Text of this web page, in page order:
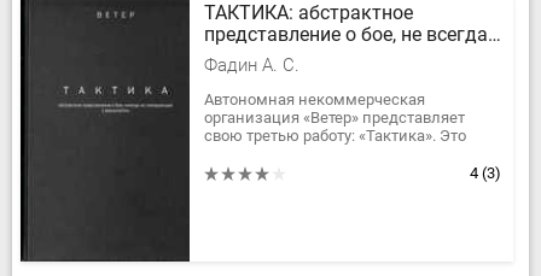
ТАКТИКА: абстрактное
представление о бое, не всегда
совпадающее с реальностью.
Фадин А. С.
Автономная некоммерческая
организация «Ветер» представляет
свою третью работу: «Тактика». Это
книг «Стреляй» и «Резинострел». Они...
4 (3)